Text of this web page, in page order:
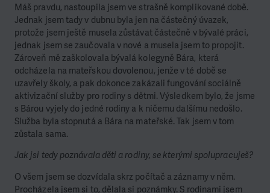
Máš pravdu, nastoupila jsem ve strašně komplikované době.
Jednak jsem tady v dubnu byla jen na částečný úvazek,
protože jsem ještě musela zůstávat částečně v bývalé práci,
jednak jsem se zaučovala v nové a musela jsem to propojit.
Zároveň mě zaškolovala bývalá kolegyně Bára, která
odcházela na mateřskou dovolenou, jenže v té době se
uzavřely školy, a pak dokonce zakázali fungování sociálně
aktivizační služby pro rodiny s dětmi. Výsledkem bylo, že jsme
s Bárou vyjely do jedné rodiny a k ničemu dalšímu nedošlo.
Služba byla stopnutá a Bára na mateřské. Tak jsem v tom
zůstala sama.
Jak jsi tedy poznávala děti a rodiny, se kterými spolupracuješ?
O všem jsem se dozvídala skrz počítač a záznamy v něm.
Procházela jsem si to, dělala si poznámky. S rodinami jsem